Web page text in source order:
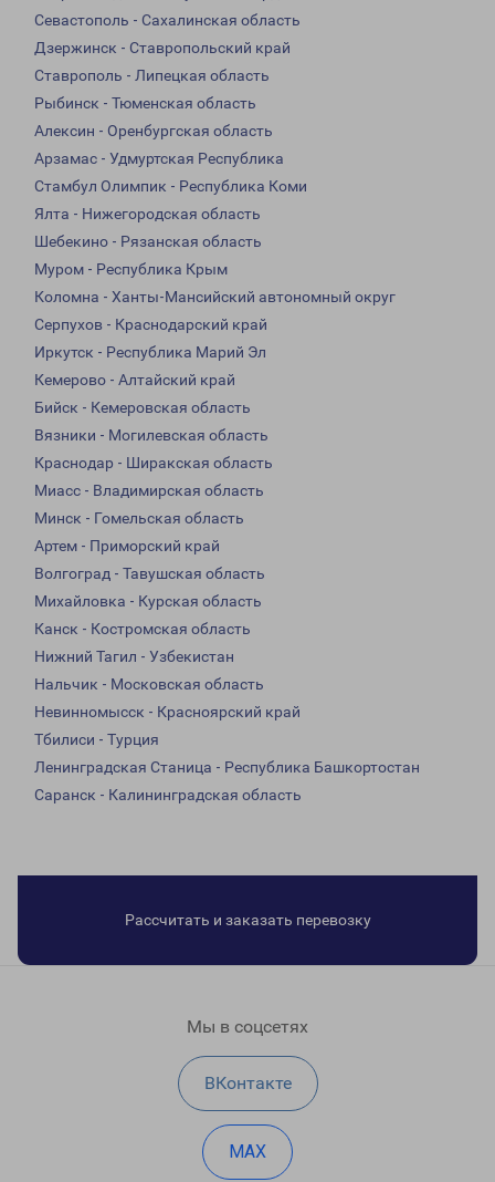
Севастополь - Сахалинская область
Дзержинск - Ставропольский край
Ставрополь - Липецкая область
Рыбинск - Тюменская область
Алексин - Оренбургская область
Арзамас - Удмуртская Республика
Стамбул Олимпик - Республика Коми
Ялта - Нижегородская область
Шебекино - Рязанская область
Муром - Республика Крым
Коломна - Ханты-Мансийский автономный округ
Серпухов - Краснодарский край
Иркутск - Республика Марий Эл
Кемерово - Алтайский край
Бийск - Кемеровская область
Вязники - Могилевская область
Краснодар - Ширакская область
Миасс - Владимирская область
Минск - Гомельская область
Артем - Приморский край
Волгоград - Тавушская область
Михайловка - Курская область
Канск - Костромская область
Нижний Тагил - Узбекистан
Нальчик - Московская область
Невинномысск - Красноярский край
Тбилиси - Турция
Ленинградская Станица - Республика Башкортостан
Саранск - Калининградская область
Рассчитать и заказать перевозку
Мы в соцсетях
ВКонтакте
MAX